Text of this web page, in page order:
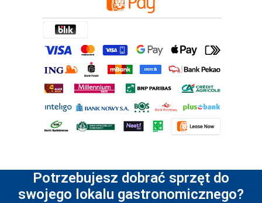
Potrzebujesz dobrać sprzęt do
swojego lokalu gastronomicznego?